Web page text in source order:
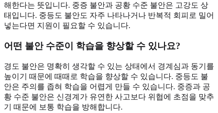
해한다는 뜻입니다. 중증 불안과 공황 수준 불안은 고강도 상
태입니다. 중등도 불안도 자주 나타나거나 반복적 회피로 밀어
넣는다면 지원이 필요할 수 있습니다.
어떤 불안 수준이 학습을 향상할 수 있나요?
경도 불안은 명확히 생각할 수 있는 상태에서 경계심과 동기를
높이기 때문에 때때로 학습을 향상할 수 있습니다. 중등도 불
안은 주의를 좁혀 학습을 어렵게 만들 수 있습니다. 중증과 공
황 수준 불안은 신경계가 유연한 사고보다 위협에 초점을 맞추
기 때문에 보통 학습을 방해합니다.